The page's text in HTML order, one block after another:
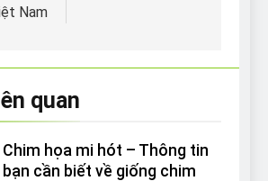
Nam
quan
Chim họa mi hót – Thông tin
bạn cần biết về giống chim